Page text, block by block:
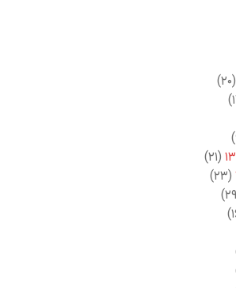
(۲۰)
(۲۱)
(۲۳)